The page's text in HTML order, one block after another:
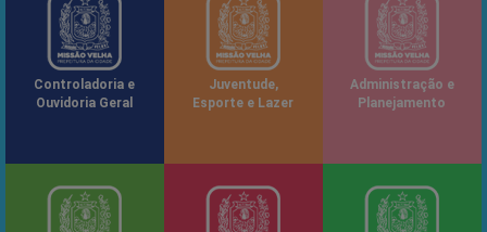
Controladoria e
Ouvidoria Geral
Juventude,
Esporte e Lazer
Administração e
Planejamento